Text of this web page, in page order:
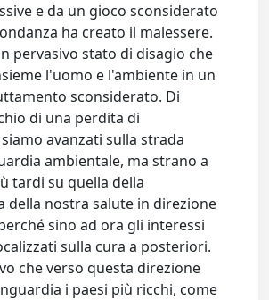
e da un gioco sconsiderato
ha creato il malessere.
pervasivo stato di disagio che
l'uomo e l'ambiente in un
sconsiderato. Di
di una perdita di
avanzati sulla strada
ambientale, ma strano a
tardi su quella della
della nostra salute in direzione
sino ad ora gli interessi
sulla cura a posteriori.
che verso questa direzione
i paesi più ricchi, come